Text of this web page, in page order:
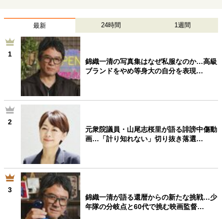
最新 24時間 1週間
1
錦織一清の写真集はなぜ私服なのか…高級
ブランドをやめ等身大の自分を表現…
2
元衆院議員・山尾志桜里が語る誹謗中傷動
画…「計り知れない」切り抜き落選…
3
錦織一清が語る還暦からの新たな挑戦…少
年隊の分岐点と60代で挑む映画監督…